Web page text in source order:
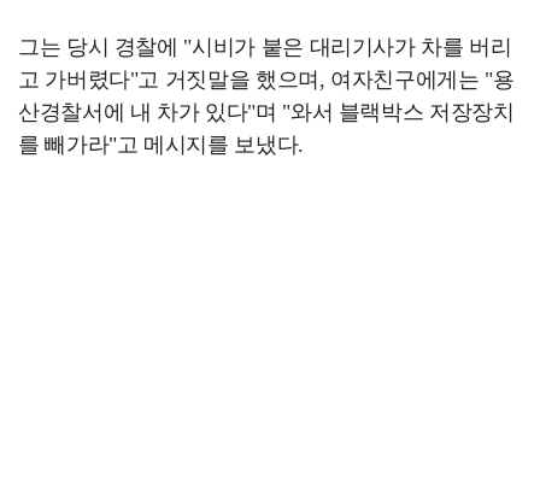
그는 당시 경찰에 "시비가 붙은 대리기사가 차를 버리
고 가버렸다"고 거짓말을 했으며, 여자친구에게는 "용
산경찰서에 내 차가 있다"며 "와서 블랙박스 저장장치
를 빼가라"고 메시지를 보냈다.